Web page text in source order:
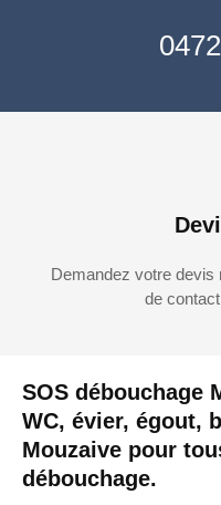
SOS débouchage
WC, évier, égout,
Mouzaive pour
débouchage.
Demandez votre devis
de